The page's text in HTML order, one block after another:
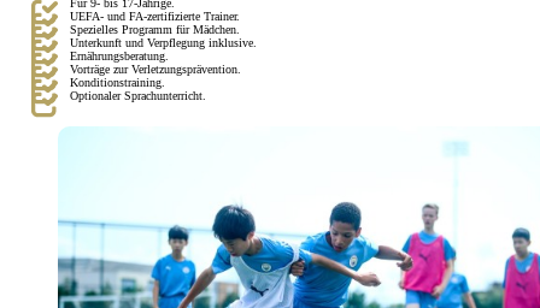
Für 9- bis 17-Jährige.
UEFA- und FA-zertifizierte Trainer.
Spezielles Programm für Mädchen.
Unterkunft und Verpflegung inklusive.
Ernährungsberatung.
Vorträge zur Verletzungsprävention.
Konditionstraining.
Optionaler Sprachunterricht.